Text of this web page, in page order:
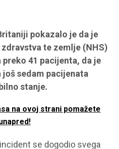
pokazalo je da je
te zemlje (NHS)
41 pacijenta, da je
još sedam pacijenata
stanje.
na ovoj strani pomažete
se dogodio svega